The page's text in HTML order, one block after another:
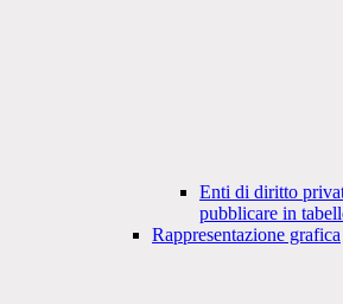
Enti di diritto
pubblicare in
Rappresentazione grafica